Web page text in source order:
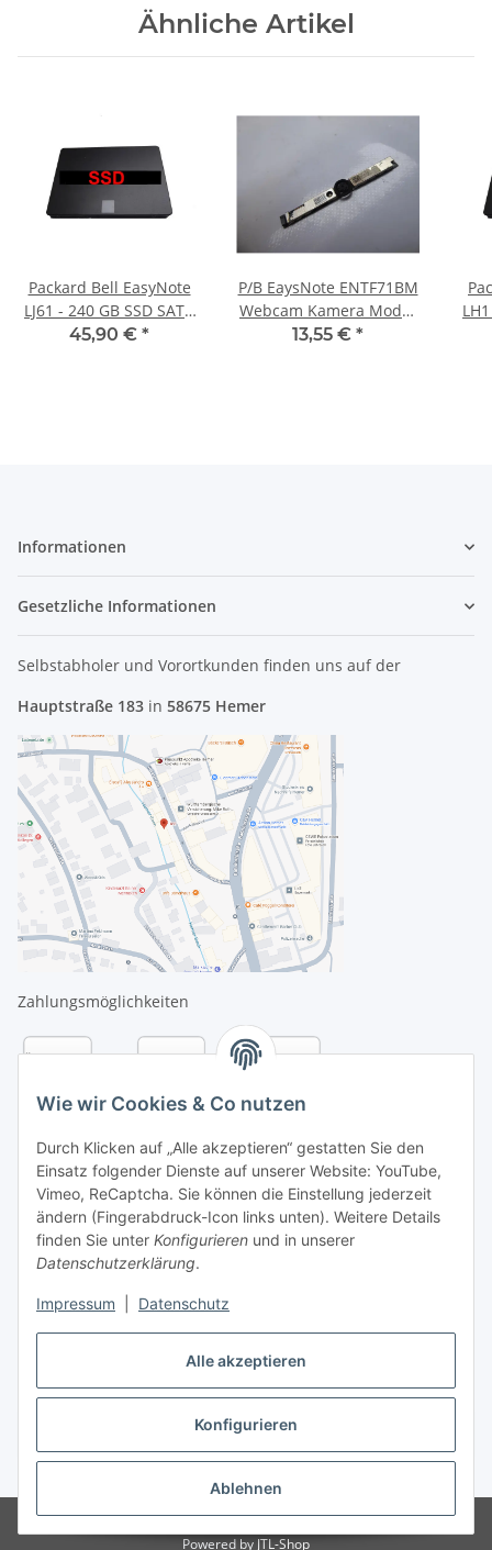
Alle akzeptieren
Konfigurieren
Ablehnen
Wie wir Cookies & Co nutzen
Durch Klicken auf „Alle akzeptieren“ gestatten Sie den
Einsatz folgender Dienste auf unserer Website: YouTube,
Vimeo, ReCaptcha. Sie können die Einstellung jederzeit
ändern (Fingerabdruck-Icon links unten). Weitere Details
finden Sie unter Konfigurieren und in unserer
Datenschutzerklärung.
Impressum Datenschutz
Ähnliche Artikel
Packard Bell EasyNote
LJ61 - 240 GB SSD SATA
Festplatte
45,90 € *
P/B EaysNote ENTF71BM
Webcam Kamera Modul
CK7794V-0 #4551
13,55 € *
Informationen
Gesetzliche Informationen
Selbstabholer und Vorortkunden finden uns auf der
Hauptstraße 183 in 58675 Hemer
Zahlungsmöglichkeiten
Vertrag widerrufen
* Alle Preise inkl. gesetzlicher USt., zzgl.
Powered by JTL-Shop